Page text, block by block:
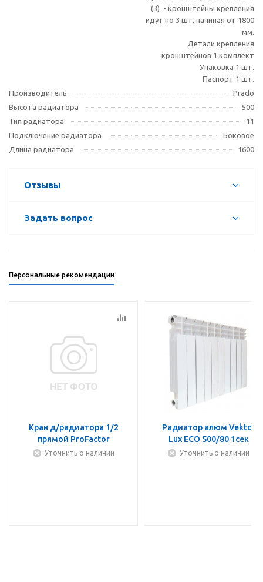
(3) - кронштейны крепления
идут по 3 шт. начиная от 1800
мм.
Детали крепления
кронштейнов 1 комплект
Упаковка 1 шт.
Паспорт 1 шт.
Производитель
Prado
Высота радиатора
500
Тип радиатора
11
Подключение радиатора
Боковое
Длина радиатора
1600
Отзывы
Задать вопрос
Персональные рекомендации
Кран д/радиатора 1/2
прямой ProFactor
Уточнить о наличии
Радиатор алюм Vektor
Lux ECO 500/80 1сек
Уточнить о наличии